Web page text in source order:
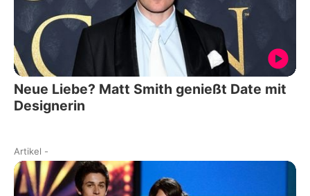
Neue Liebe? Matt Smith genießt Date mit
Designerin
Artikel -